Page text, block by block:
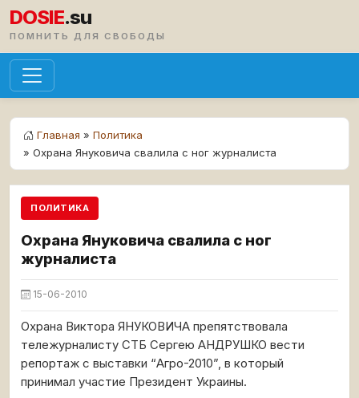
DOSIE.su
ПОМНИТЬ ДЛЯ СВОБОДЫ
Главная » Политика
» Охрана Януковича свалила с ног журналиста
ПОЛИТИКА
Охрана Януковича свалила с ног
журналиста
15-06-2010
Охрана Виктора ЯНУКОВИЧА препятствовала
тележурналисту СТБ Сергею АНДРУШКО вести
репортаж с выставки “Агро-2010”, в который
принимал участие Президент Украины.